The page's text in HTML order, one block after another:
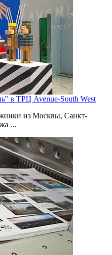
в ТРЦ Avenue-South West
из Москвы, Санкт-
...